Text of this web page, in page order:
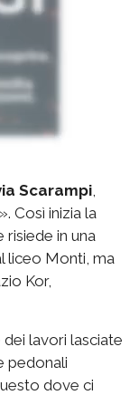
Scarampi
Così inizia la
in una
liceo Monti, ma
Kor,
lavori lasciate
pedonali
dove ci